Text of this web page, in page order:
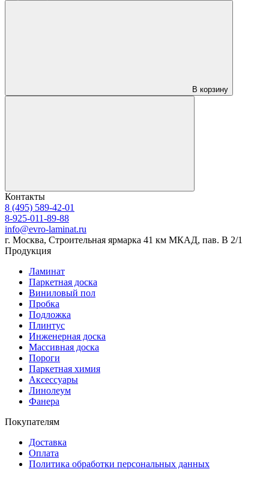
В корзину
Контакты
8 (495) 589-42-01
8-925-011-89-88
info@evro-laminat.ru
г. Москва, Строительная ярмарка 41 км МКАД, пав. В 2/1
Продукция
Ламинат
Паркетная доска
Виниловый пол
Пробка
Подложка
Плинтус
Инженерная доска
Массивная доска
Пороги
Паркетная химия
Аксессуары
Линолеум
Фанера
Покупателям
Доставка
Оплата
Политика обработки персональных данных